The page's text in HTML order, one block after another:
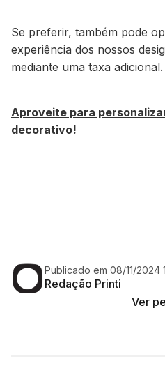
Se preferir, também pode
experiência dos nossos
mediante uma taxa adicional.
Aproveite para
decorativo!
Publicado em 08/11/2024
Redação Printi
Ver